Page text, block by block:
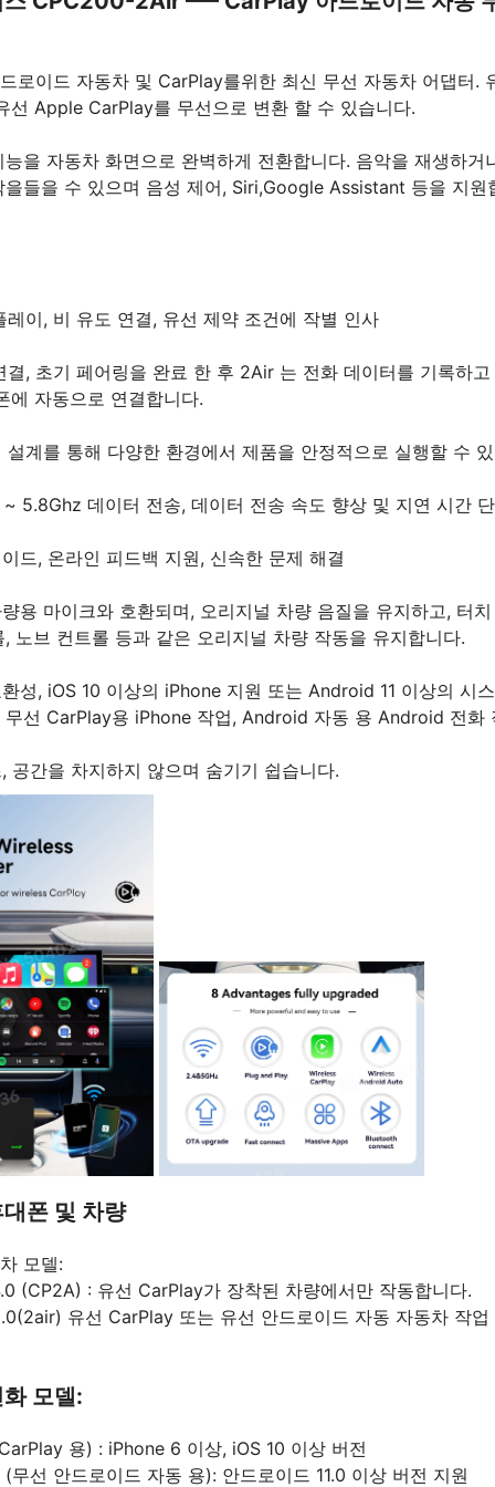
로이드 자동차 및 CarPlay를위한 최신 무선 자동차 어댑터.
선 Apple CarPlay를 무선으로 변환 할 수 있습니다.
을 자동차 화면으로 완벽하게 전환합니다. 음악을 재생하거
을들을 수 있으며 음성 제어, Siri,Google Assistant 등을 지원
레이, 비 유도 연결, 유선 제약 조건에 작별 인사
결, 초기 페어링을 완료 한 후 2Air 는 전화 데이터를 기록하
에 자동으로 연결합니다.
설계를 통해 다양한 환경에서 제품을 안정적으로 실행할 수
5.8Ghz 데이터 전송, 데이터 전송 속도 향상 및 지연 시간
드, 온라인 피드백 지원, 신속한 문제 해결
용 마이크와 호환되며, 오리지널 차량 음질을 유지하고, 터
노브 컨트롤 등과 같은 오리지널 차량 작동을 유지합니다.
성, iOS 10 이상의 iPhone 지원 또는 Android 11 이상의 시
선 CarPlay용 iPhone 작업, Android 자동 용 Android 전화
공간을 차지하지 않으며 숨기기 쉽습니다.
폰 및 차량
모델:
: 유선 CarPlay가 장착된 차량에서만 작동합니다.
유선 CarPlay 또는 유선 안드로이드 자동 자동차 작업
모델:
용) : iPhone 6 이상, iOS 10 이상 버전
무선 안드로이드 자동 용): 안드로이드 11.0 이상 버전 지원